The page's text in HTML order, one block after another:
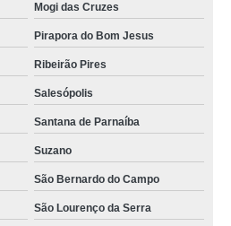
Mogi das Cruzes
Pirapora do Bom Jesus
Ribeirão Pires
Salesópolis
Santana de Parnaíba
Suzano
São Bernardo do Campo
São Lourenço da Serra